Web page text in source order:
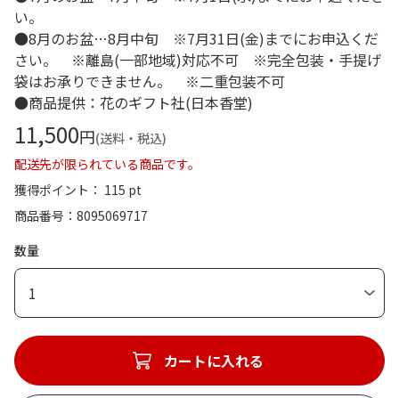
い。
●8月のお盆…8月中旬 ※7月31日(金)までにお申込くだ
さい。 ※離島(一部地域)対応不可 ※完全包装・手提げ
袋はお承りできません。 ※二重包装不可
●商品提供：花のギフト社(日本香堂)
11,500円(送料・税込)
配送先が限られている商品です。
獲得ポイント： 115 pt
商品番号
8095069717
数量
1
カートに入れる